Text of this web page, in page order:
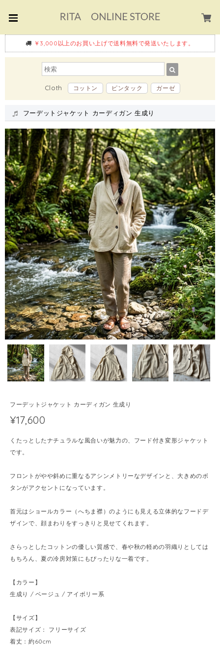
￥3,000以上のお買い上げで送料無料で発送いたします。
Cloth コットン ピンタック ガーゼ
フーデットジャケット カーディガン 生成り
フーデットジャケット カーディガン 生成り
¥17,600
くたっとしたナチュラルな風合いが魅力の、フード付き変形ジャケット
です。
フロントがやや斜めに重なるアシンメトリーなデザインと、大きめのボ
タンがアクセントになっています。
首元はショールカラー（へちま襟）のようにも見える立体的なフードデ
ザインで、顔まわりをすっきりと見せてくれます。
さらっとしたコットンの優しい質感で、春や秋の軽めの羽織りとしては
もちろん、夏の冷房対策にもぴったりな一着です。
【カラー】
生成り / ベージュ / アイボリー系
【サイズ】
表記サイズ： フリーサイズ
着丈：約60cm